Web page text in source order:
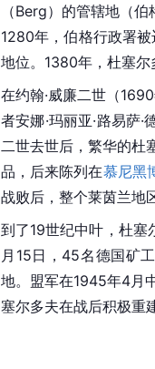
（Berg）的管辖地（
1280年，伯格行政署
地位。1380年，杜塞
在约翰·威廉二世（
者安娜·玛丽亚·路易萨
二世去世后，繁华的杜
品 ，后来陈列在慕尼黑
战败后，整个莱茵兰地
到了19世纪中叶，杜塞
月15日，45名德国矿
地。盟军在1945年4月
塞尔多夫在战后积极重